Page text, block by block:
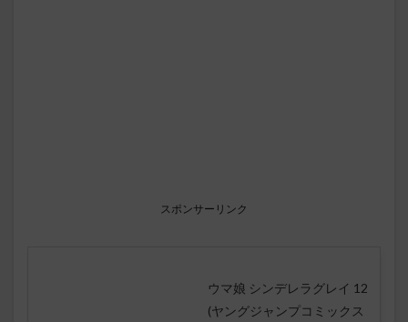
スポンサーリンク
ウマ娘 シンデレラグレイ 12
(ヤングジャンプコミックス